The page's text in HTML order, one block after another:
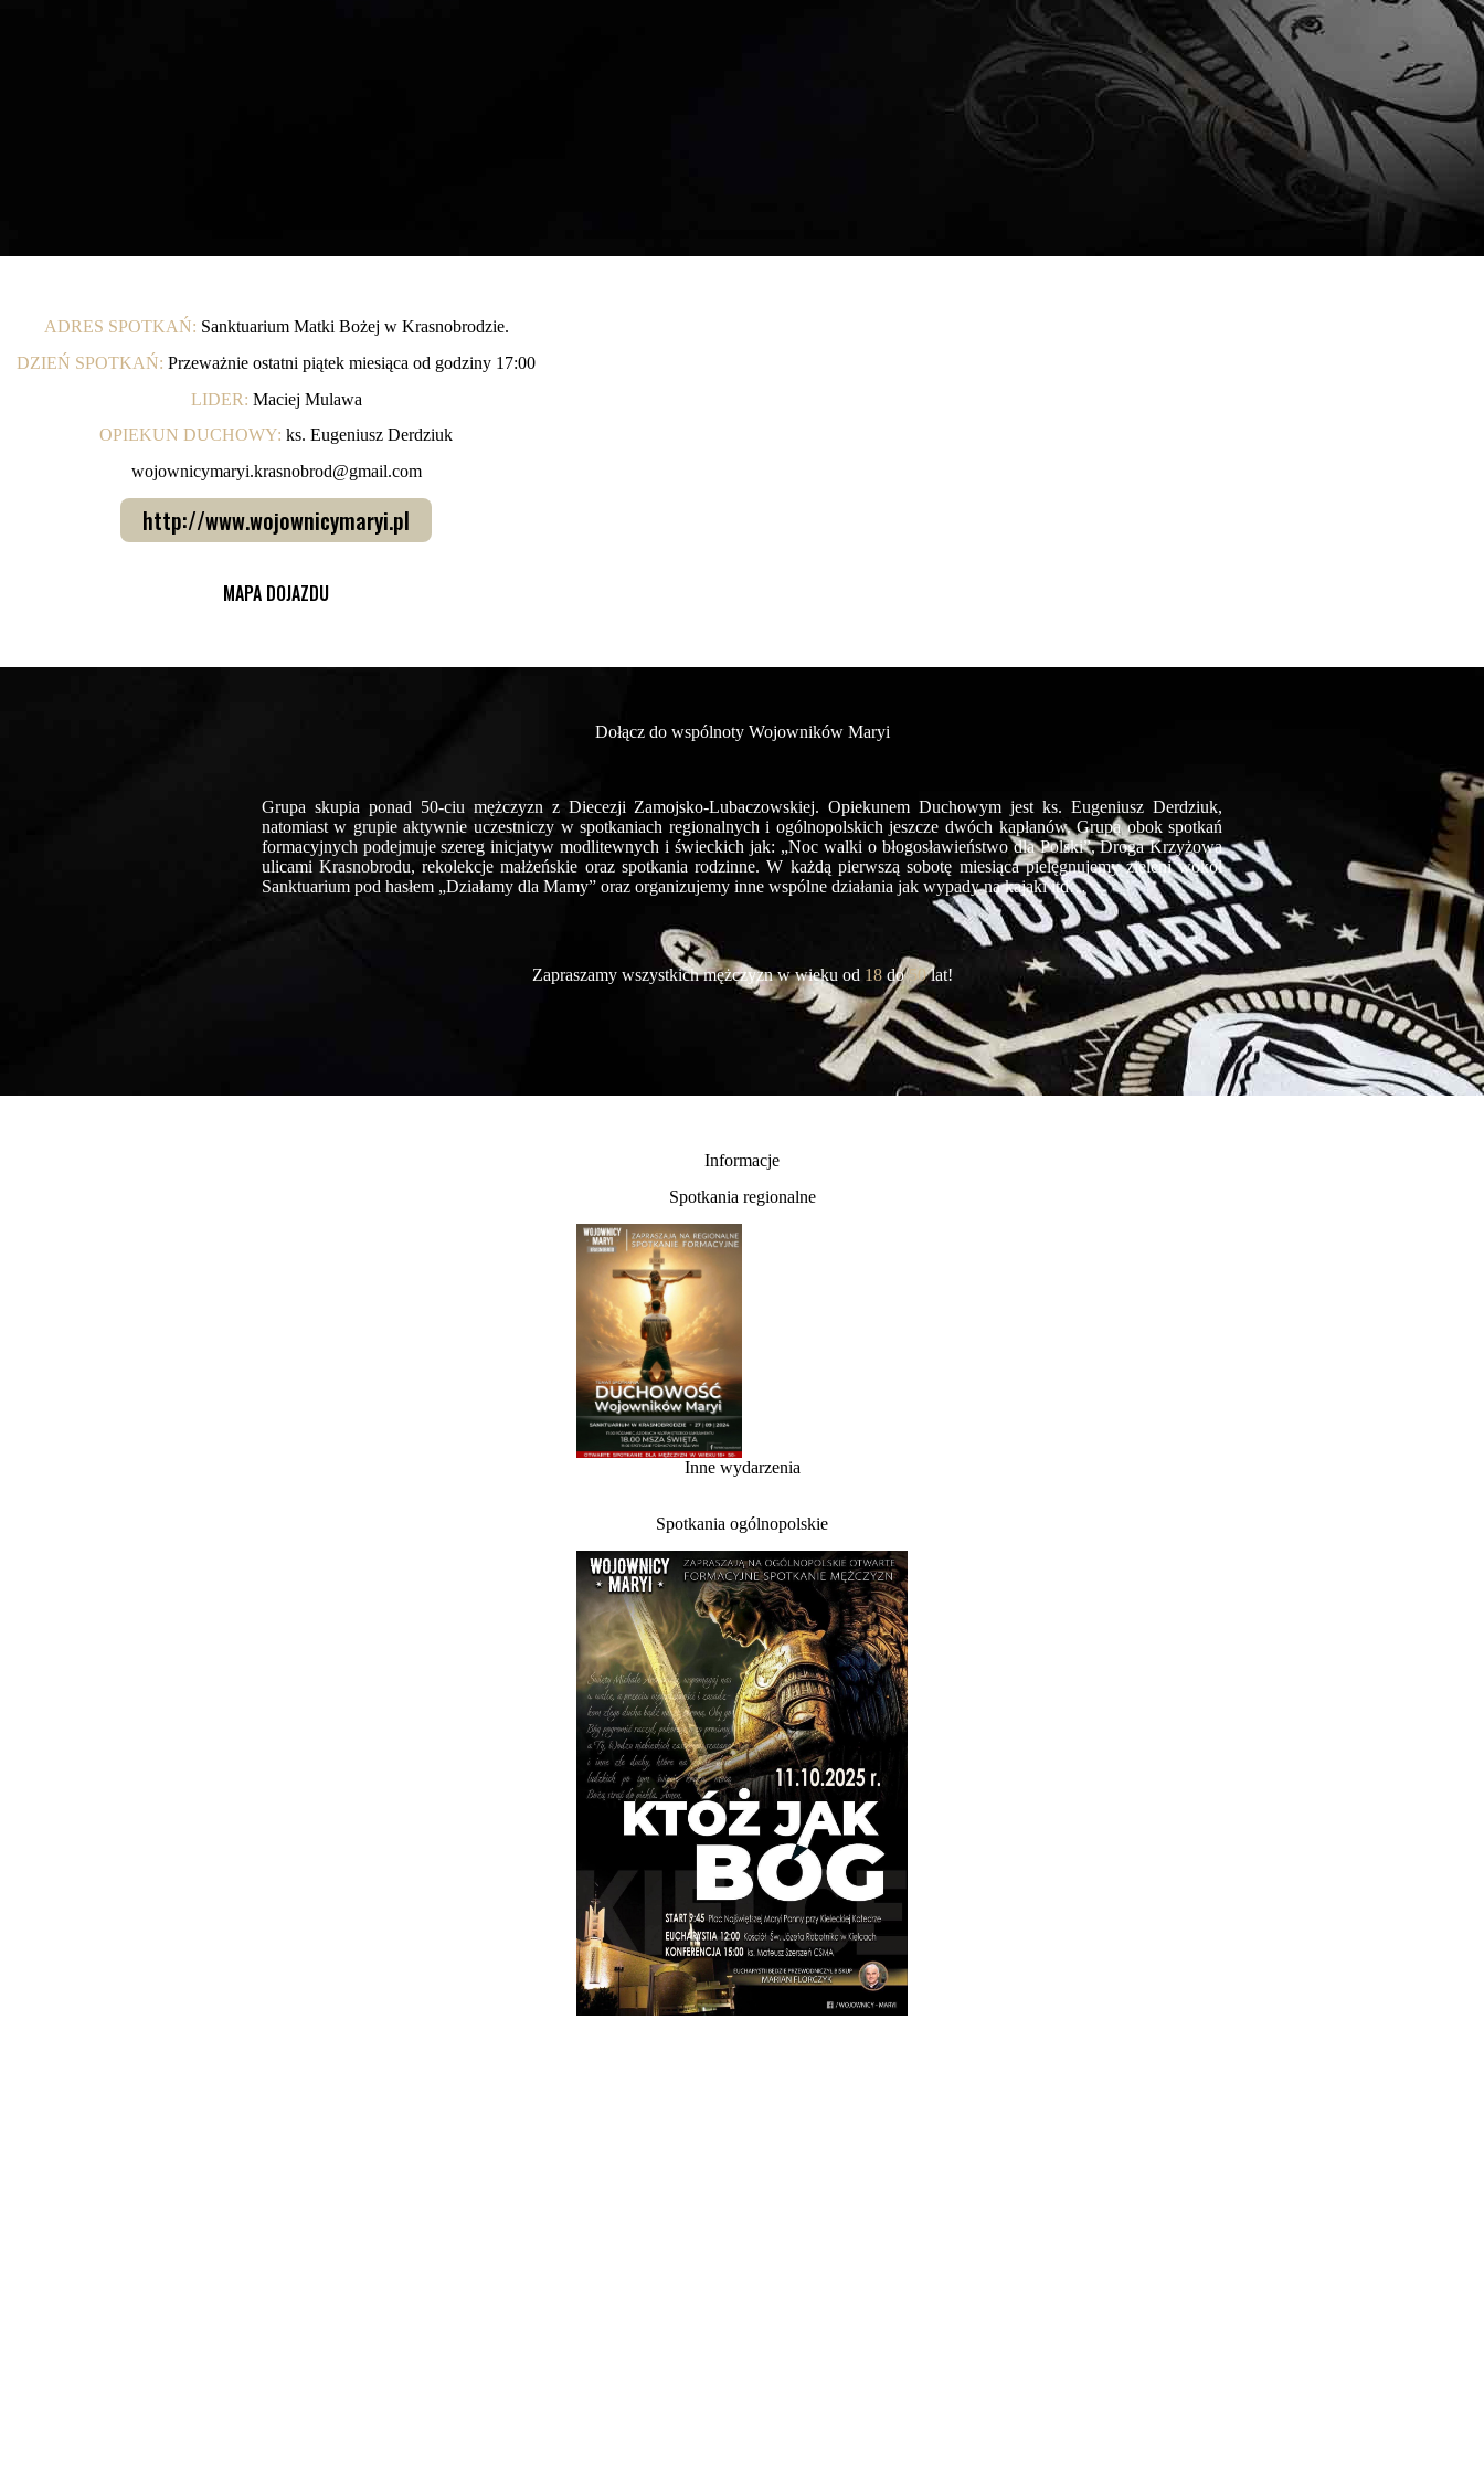
ADRES SPOTKAŃ: Sanktuarium Matki Bożej w Krasnobrodzie.
DZIEŃ SPOTKAŃ: Przeważnie ostatni piątek miesiąca od godziny 17:00
LIDER: Maciej Mulawa
OPIEKUN DUCHOWY: ks. Eugeniusz Derdziuk
wojownicymaryi.krasnobrod@gmail.com
http://www.wojownicymaryi.pl
MAPA DOJAZDU
Dołącz do wspólnoty Wojowników Maryi
Grupa skupia ponad 50-ciu mężczyzn z Diecezji Zamojsko-Lubaczowskiej. Opiekunem Duchowym jest ks. Eugeniusz Derdziuk,
natomiast w grupie aktywnie uczestniczy w spotkaniach regionalnych i ogólnopolskich jeszcze dwóch kapłanów. Grupa obok spotkań
formacyjnych podejmuje szereg inicjatyw modlitewnych i świeckich jak: „Noc walki o błogosławieństwo dla Polski”, Droga Krzyżowa
ulicami Krasnobrodu, rekolekcje małżeńskie oraz spotkania rodzinne. W każdą pierwszą sobotę miesiąca pielęgnujemy zieleni wokół
Sanktuarium pod hasłem „Działamy dla Mamy” oraz organizujemy inne wspólne działania jak wypady na kajaki itd…
Zapraszamy wszystkich mężczyzn w wieku od 18 do50 lat!
Informacje
Spotkania regionalne
Inne wydarzenia
Spotkania ogólnopolskie